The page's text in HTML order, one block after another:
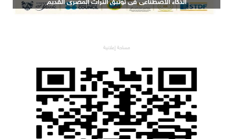
يوظف الذكاء الاصطناعي لتطوير صناعة الكتان
مساحة إعلانية